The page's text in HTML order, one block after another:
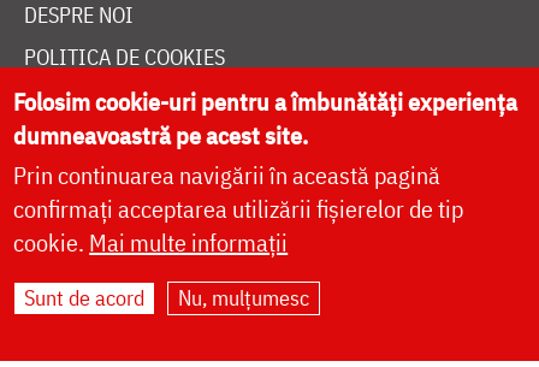
DESPRE NOI
POLITICA DE COOKIES
DONEAZĂ ONLINE PENTRU CATEDRALA NAȚIONALĂ
LIVE
Site dezvoltat deDOXOLOGIA MEDIA
Folosim cookie-uri pentru a îmbunătăți experiența
dumneavoastră pe acest site.
Prin continuarea navigării în această pagină
confirmați acceptarea utilizării fișierelor de tip
cookie. Mai multe informații
Sunt de acord Nu, mulțumesc